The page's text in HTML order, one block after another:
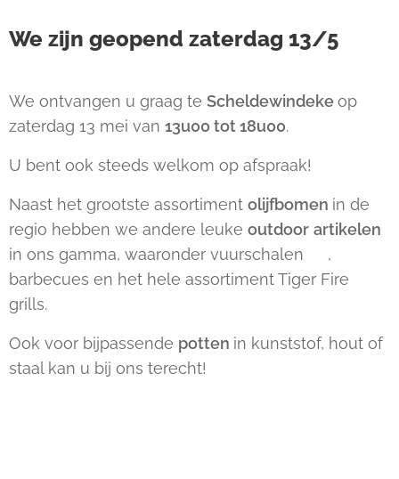
We zijn geopend zaterdag 13/5
We ontvangen u graag te Scheldewindekeop
zaterdag 13 mei van 13u00 tot 18u00.
U bent ook steeds welkom op afspraak!
Naast het grootste assortiment olijfbomen in de
regio hebben we andere leuke outdoor artikelen
in ons gamma, waaronder vuurschalen 🔥,
barbecues en het hele assortiment Tiger Fire
grills.
Ook voor bijpassende potten in kunststof, hout of
staal kan u bij ons terecht!